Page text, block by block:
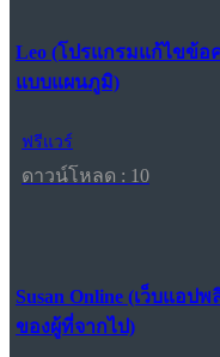
Leo (โปรแกรมแก้ไขข้อ
แบบแผนภูมิ)
ฟรีแวร์
ดาวน์โหลด : 10
Susan Online (เว็บแอ
ของผู้ที่จากไป)